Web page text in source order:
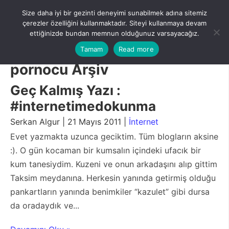
content
Menu
pornocu Arşiv
Geç Kalmış Yazı :
#internetimedokunma
Serkan Algur | 21 Mayıs 2011 | İnternet
Evet yazmakta uzunca geciktim. Tüm blogların aksine
:). O gün kocaman bir kumsalın içindeki ufacık bir
kum tanesiydim. Kuzeni ve onun arkadaşını alıp gittim
Taksim meydanına. Herkesin yanında getirmiş olduğu
pankartların yanında benimkiler “kazulet” gibi dursa
da oradaydık ve...
Size daha iyi bir gezinti deneyimi sunabilmek adına sitemiz
çerezler özelliğini kullanmaktadır. Siteyi kullanmaya devam
ettiğinizde bundan memnun olduğunuz varsayacağız.
Tamam
Read more